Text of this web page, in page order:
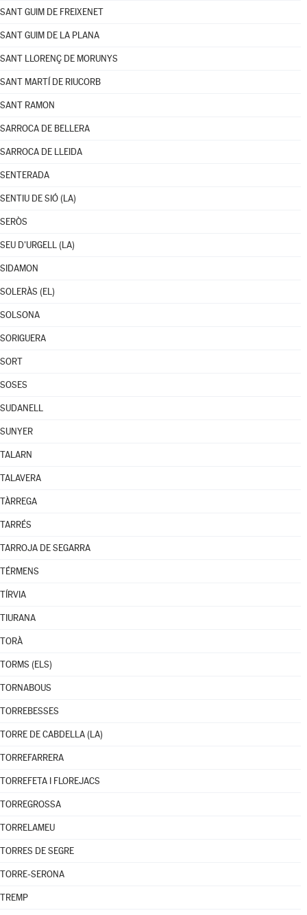
SANT GUIM DE FREIXENET
SANT GUIM DE LA PLANA
SANT LLORENÇ DE MORUNYS
SANT MARTÍ DE RIUCORB
SANT RAMON
SARROCA DE BELLERA
SARROCA DE LLEIDA
SENTERADA
SENTIU DE SIÓ (LA)
SERÒS
SEU D'URGELL (LA)
SIDAMON
SOLERÀS (EL)
SOLSONA
SORIGUERA
SORT
SOSES
SUDANELL
SUNYER
TALARN
TALAVERA
TÀRREGA
TARRÉS
TARROJA DE SEGARRA
TÉRMENS
TÍRVIA
TIURANA
TORÀ
TORMS (ELS)
TORNABOUS
TORREBESSES
TORRE DE CABDELLA (LA)
TORREFARRERA
TORREFETA I FLOREJACS
TORREGROSSA
TORRELAMEU
TORRES DE SEGRE
TORRE-SERONA
TREMP